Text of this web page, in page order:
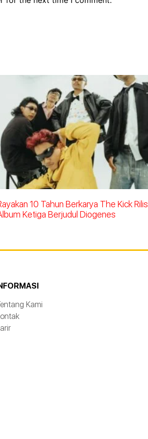
10 Tahun Berkarya The Kick Rilis
Ketiga Berjudul Diogenes
Kami